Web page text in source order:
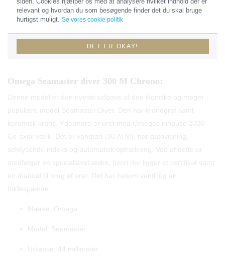
Model: Seamaster
Omega Seamaster diver 300 M Chrono:
Denne model er den nyeste udgave af den ikoniske og meget
populære model Seamaster Diver. Den har kronograf samt
keramisk krans. Ydermere er uret med Omegas inhouse 3330
Co-axial værk. Det er vandtæt (30 ATM), har datovisning,
selvlysende indeks og automatisk optrækning. Ved af dette ur
medfølger en speciallavet æske, hvori der ligger et certifikat samt
en manual til brug af uret. Det har helium ventil og en
foldespænde.
Mærke: Omega
Model: Seamaster
Urkasse: 44 millimeter
relevant og hvordan du som besøgende finder det du skal bruge
hurtigst muligt. Se vores cookie politik
DET ER OKAY!